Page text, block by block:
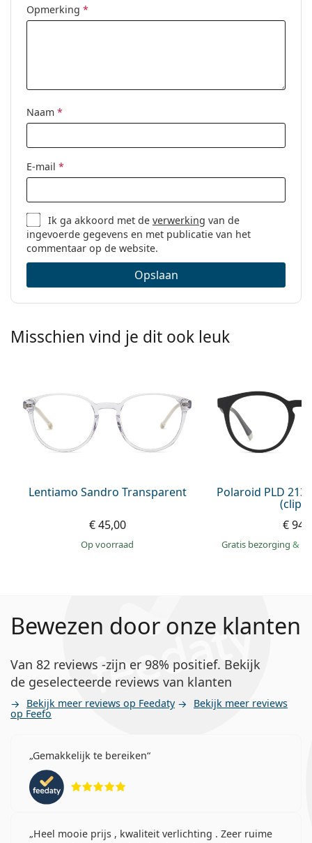
Geslacht:
Opmerking *
Naam *
E-mail *
Ik ga akkoord met deverwerking van de
ingevoerde gegevens en met publicatie van het
commentaar op de website.
Opslaan
Misschien vind je dit ook leuk
Lentiamo Sandro Transparent
€ 45,00
op voorraad
Polaroid PLD
(clip-
€
Gratis bezorging &
Bewezen door onze klanten
Van 82 reviews -zijn er 98% positief. Bekijk
de geselecteerde reviews van klanten
Bekijk meer reviews op Feedaty Bekijk meer reviews
op Feefo
Gemakkelijk te bereiken
Heel mooie prijs , kwaliteit verlichting . Zeer ruime